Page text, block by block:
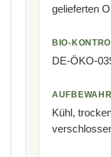
gelieferten
BIO-
DE-ÖKO-
Kühl,